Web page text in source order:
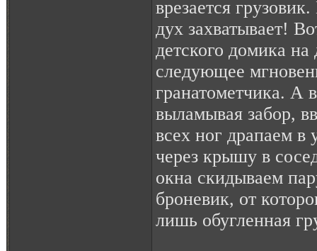
врезается
дух захватывает!
детского домика
следующее
гранатометчика. А
выламывая забор,
всех ног драпаем в
через крышу в
окна скидываем
броневик, от
лишь обугленная